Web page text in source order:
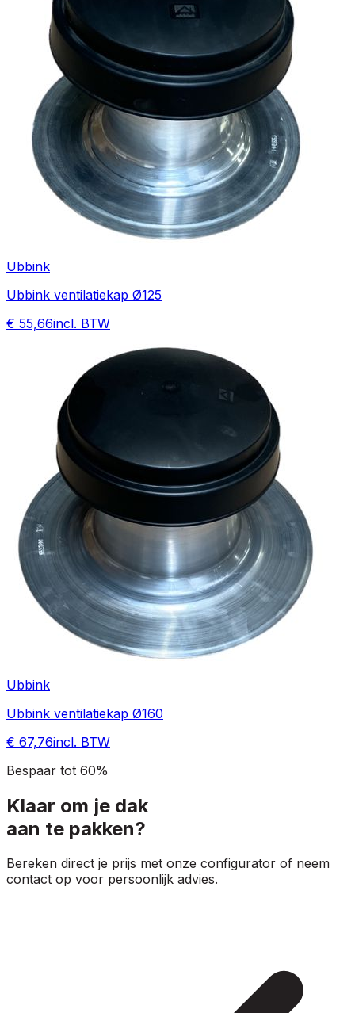
Ubbink
Ubbink ventilatiekap Ø125
€ 55,66incl. BTW
Ubbink
Ubbink ventilatiekap Ø160
€ 67,76incl. BTW
Bespaar tot 60%
Klaar om je dak
aan te pakken?
Bereken direct je prijs met onze configurator of neem
contact op voor persoonlijk advies.